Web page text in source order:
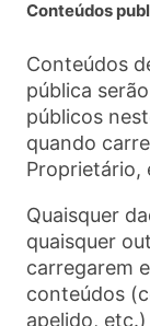
Conteúdos
Conteúdos
pública
públicos
quando
Proprietário,
Quaisquer
quaisquer
carregarem
conteúdos
apelido,